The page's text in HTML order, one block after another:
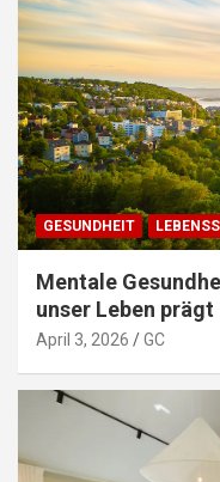
GESUNDHEIT
Mentale
unser Leben prägt
April 3, 2026 GC